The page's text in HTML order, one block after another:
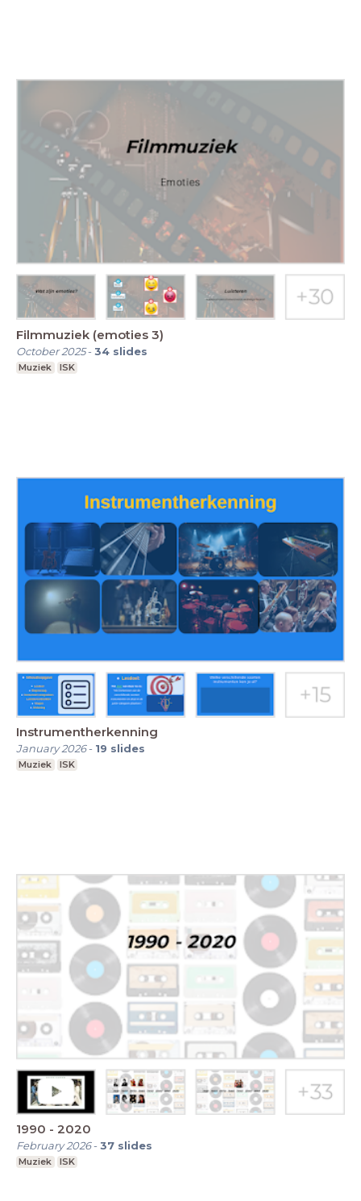
Filmmuziek (emoties 3)
October 2025-34 slides
Muziek ISK
Instrumentherkenning
January 2026- 19 slides
Muziek ISK
1990 - 2020
February 2026-37 slides
Muziek ISK